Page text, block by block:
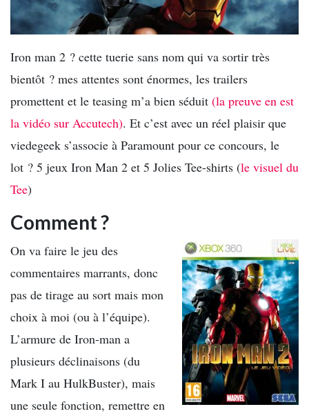
Iron man 2 ? cette tuerie sans nom qui va sortir très
bientôt ? mes attentes sont énormes, les trailers
promettent et le teasing m’a bien séduit (la preuve en est
la vidéo sur Accutech). Et c’est avec un réel plaisir que
viedegeek s’associe à Paramount pour ce concours, le
lot ? 5 jeux Iron Man 2 et 5 Jolies Tee-shirts (le visuel du
Tee)
Comment ?
On va faire le jeu des
commentaires marrants, donc
pas de tirage au sort mais mon
choix à moi (ou à l’équipe).
L’armure de Iron-man a
plusieurs déclinaisons (du
Mark I au HulkBuster), mais
une seule fonction, remettre en